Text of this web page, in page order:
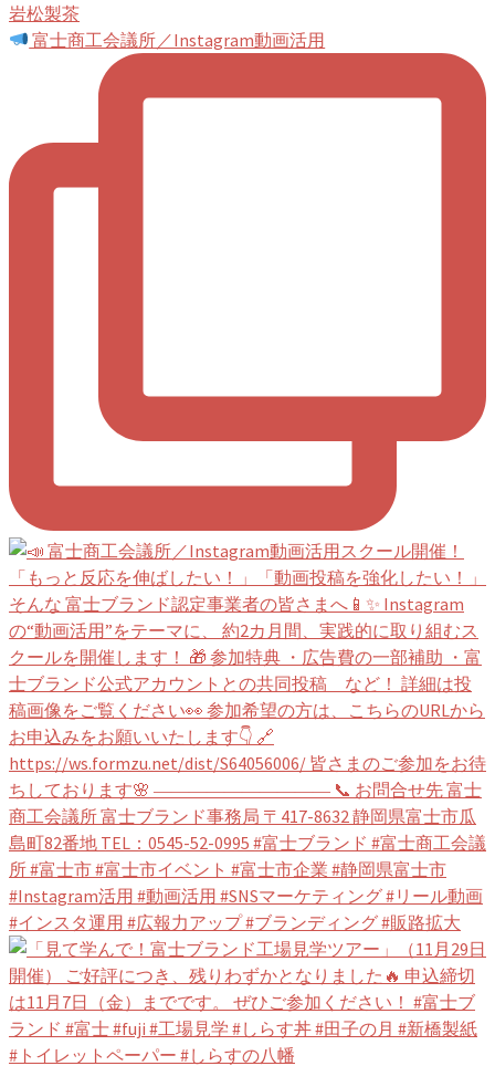
富士商工会議所／Instagram動画活用